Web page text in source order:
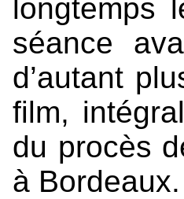
longtemps
séance
d’autant
film,
du procès
à Bordeaux.